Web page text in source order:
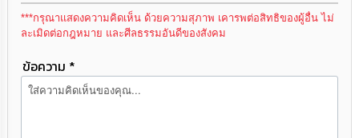
ท้อง
ของ
เรา
***กรุณาแสดงความคิดเห็น ด้วยความสุภาพ เคารพต่อสิทธิของผู้อื่น ไม่
ละเมิดต่อกฎหมาย และศีลธรรมอันดีของสังคม
ข้อความ *